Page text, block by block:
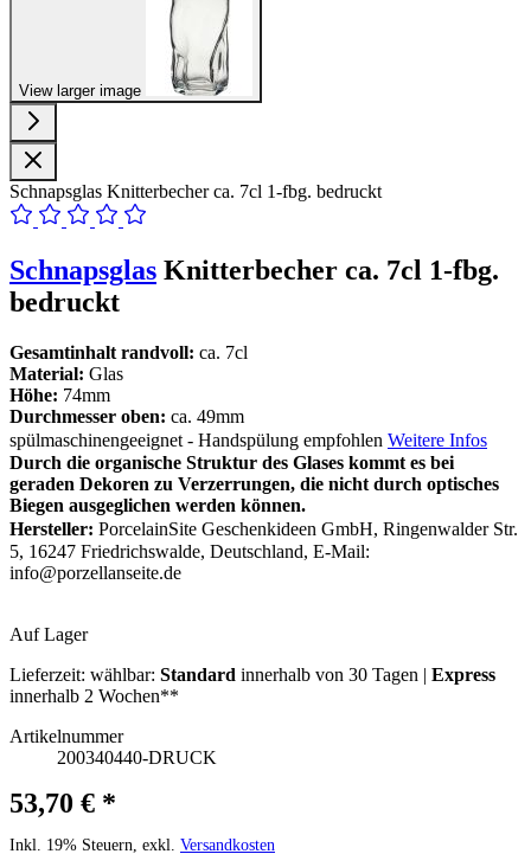
View larger image
Schnapsglas Knitterbecher ca. 7cl 1-fbg. bedruckt
Schnapsglas Knitterbecher ca. 7cl 1-fbg.
bedruckt
Gesamtinhalt randvoll: ca. 7cl
Material: Glas
Höhe: 74mm
Durchmesser oben: ca. 49mm
spülmaschinengeeignet - Handspülung empfohlen Weitere Infos
Durch die organische Struktur des Glases kommt es bei
geraden Dekoren zu Verzerrungen, die nicht durch optisches
Biegen ausgeglichen werden können.
Hersteller: PorcelainSite Geschenkideen GmbH, Ringenwalder Str.
5, 16247 Friedrichswalde, Deutschland, E-Mail:
info@porzellanseite.de
Auf Lager
Lieferzeit: wählbar: Standard innerhalb von 30 Tagen | Express
innerhalb 2 Wochen**
Artikelnummer
200340440-DRUCK
53,70 € *
Inkl. 19% Steuern, exkl. Versandkosten